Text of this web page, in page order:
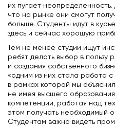
их пугает неопределенность.
что на рынке они смогут
больше. Студенты идут в
здесь и сейчас хорошую
Тем не менее студии ищут
ребят делать выбор в пользу
и создания собственного
«одним из них стала работа
в рамках которой мы
не имея высшего
компетенции, работая над
этом получать необходимый
Студентам важно видеть